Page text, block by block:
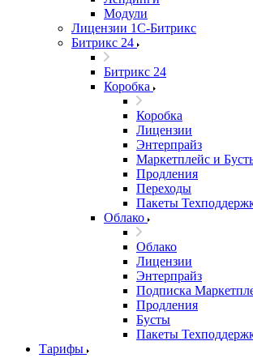
Модули
Лицензии 1С-Битрикс
Битрикс 24
Битрикс 24
Коробка
Коробка
Лицензии
Энтерпрайз
Маркетплейс и
Продления
Переходы
Пакеты
Облако
Облако
Лицензии
Энтерпрайз
Подписка
Продления
Бусты
Пакеты
Тарифы